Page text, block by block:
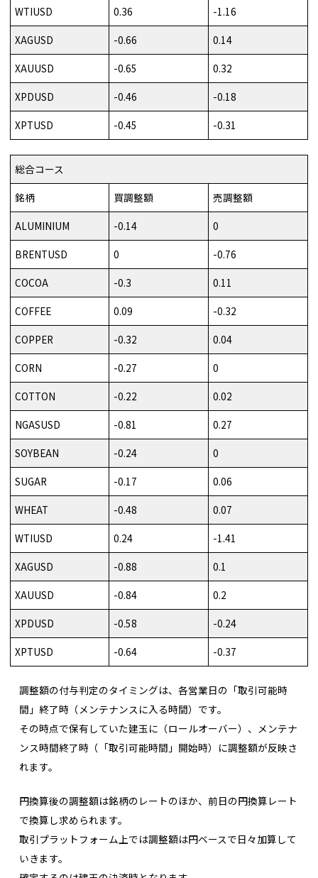
WTIUSD
0.36
-1.16
XAGUSD
-0.66
0.14
XAUUSD
-0.65
0.32
XPDUSD
-0.46
-0.18
XPTUSD
-0.45 -0.31
総合コース
銘柄
買調整額
売調整額
ALUMINIUM
-0.14
0
BRENTUSD
0
-0.76
COCOA
-0.3
0.11
COFFEE
0.09
-0.32
COPPER
-0.32
0.04
CORN
-0.27
0
COTTON
-0.22
0.02
NGASUSD
-0.81
0.27
SOYBEAN
-0.24
0
SUGAR
-0.17
0.06
WHEAT
-0.48
0.07
WTIUSD
0.24
-1.41
XAGUSD
-0.88
0.1
XAUUSD
-0.84
0.2
XPDUSD
-0.58
-0.24
XPTUSD
-0.64 -0.37
調整額の付与判定のタイミングは、各営業日の「取引可能時
間」終了時（メンテナンスに入る時間）です。
その時点で保有していた建玉に（ロールオーバー）、メンテナ
ンス時間終了時（「取引可能時間」開始時）に調整額が反映さ
れます。
円換算後の調整額は銘柄のレートのほか、前日の円換算レート
で換算し求められます。
取引プラットフォーム上では調整額は円ベースで日々加算して
いきます。